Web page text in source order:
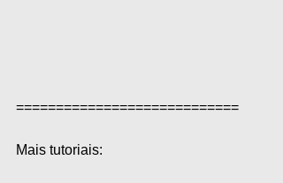
============================
Mais tutoriais: